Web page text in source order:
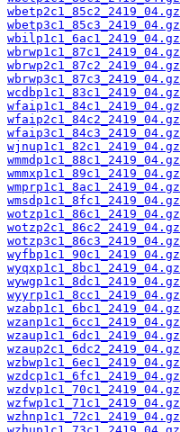
wbetp2c1_85c2_2419_04.gz
wbetp3c1_85c3_2419_04.gz
wbilp1c1_6ac1_2419_04.gz
wbrwp1c1_87c1_2419_04.gz
wbrwp2c1_87c2_2419_04.gz
wbrwp3c1_87c3_2419_04.gz
wcdbp1c1_83c1_2419_04.gz
wfaip1c1_84c1_2419_04.gz
wfaip2c1_84c2_2419_04.gz
wfaip3c1_84c3_2419_04.gz
wjnup1c1_82c1_2419_04.gz
wmmdp1c1_88c1_2419_04.gz
wmmxp1c1_89c1_2419_04.gz
wmprp1c1_8ac1_2419_04.gz
wmsdp1c1_8fc1_2419_04.gz
wotzp1c1_86c1_2419_04.gz
wotzp2c1_86c2_2419_04.gz
wotzp3c1_86c3_2419_04.gz
wyfbp1c1_90c1_2419_04.gz
wyqxp1c1_8bc1_2419_04.gz
wywgp1c1_8dc1_2419_04.gz
wyyrp1c1_8cc1_2419_04.gz
wzabp1c1_6bc1_2419_04.gz
wzanp1c1_6cc1_2419_04.gz
wzaup1c1_6dc1_2419_04.gz
wzaup2c1_6dc2_2419_04.gz
wzbwp1c1_6ec1_2419_04.gz
wzdcp1c1_6fc1_2419_04.gz
wzdvp1c1_70c1_2419_04.gz
wzfwp1c1_71c1_2419_04.gz
wzhnp1c1_72c1_2419_04.gz